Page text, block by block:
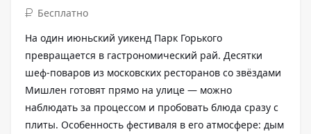
Бесплатно
На один июньский уикенд Парк Горького
превращается в гастрономический рай. Десятки
шеф-поваров из московских ресторанов со звёздами
Мишлен готовят прямо на улице — можно
наблюдать за процессом и пробовать блюда сразу с
плиты. Особенность фестиваля в его атмосфере: дым